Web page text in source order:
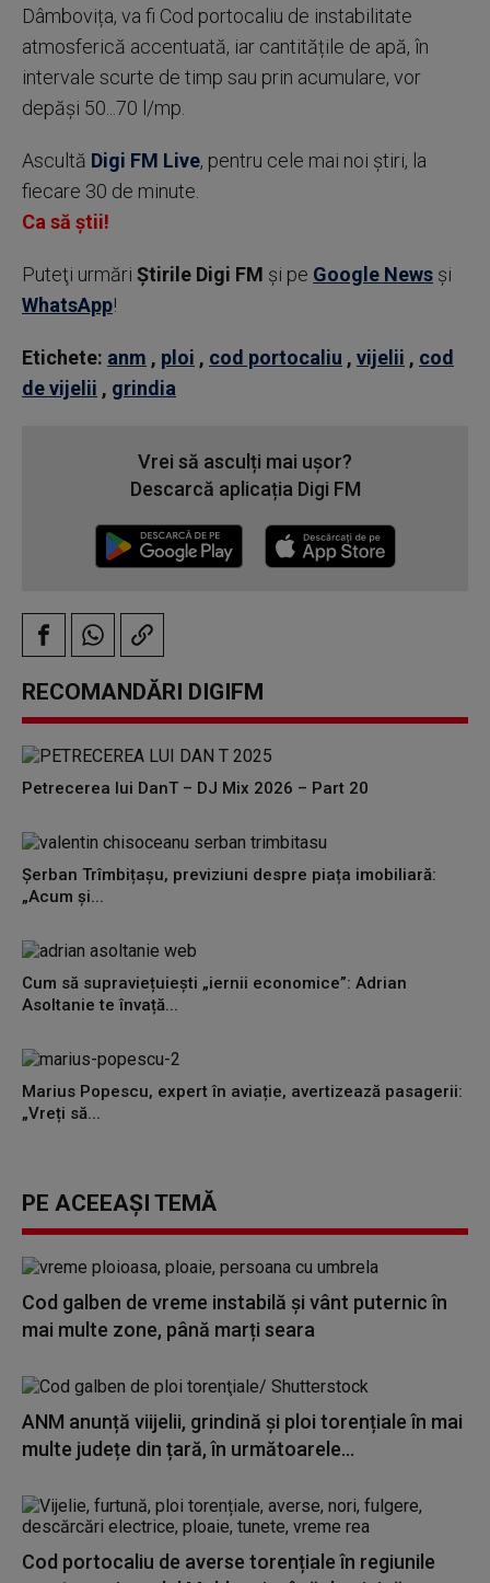
Dâmbovița, va fi Cod portocaliu de instabilitate
atmosferică accentuată, iar cantitățile de apă, în
intervale scurte de timp sau prin acumulare, vor
depăși 50...70 l/mp.
Ascultă Digi FM Live, pentru cele mai noi știri, la
fiecare 30 de minute.
Ca să știi!
Puteţi urmări Știrile Digi FM şi pe Google News şi
WhatsApp!
Etichete: anm , ploi , cod portocaliu , vijelii , cod
de vijelii , grindia
Vrei să asculți mai ușor?
Descarcă aplicația Digi FM
RECOMANDĂRI DIGIFM
Petrecerea lui DanT – DJ Mix 2026 – Part 20
Șerban Trîmbițașu, previziuni despre piața imobiliară:
„Acum și...
Cum să supraviețuiești „iernii economice”: Adrian
Asoltanie te învață...
Marius Popescu, expert în aviație, avertizează pasagerii:
„Vreți să...
PE ACEEAȘI TEMĂ
Cod galben de vreme instabilă și vânt puternic în
mai multe zone, până marți seara
ANM anunță viijelii, grindină și ploi torențiale în mai
multe județe din țară, în următoarele...
Cod portocaliu de averse torențiale în regiunile